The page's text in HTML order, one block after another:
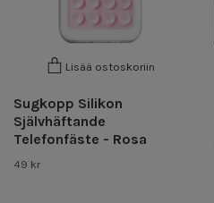
Lisää ostoskoriin
Sugkopp Silikon
Självhäftande
Telefonfäste - Rosa
49 kr